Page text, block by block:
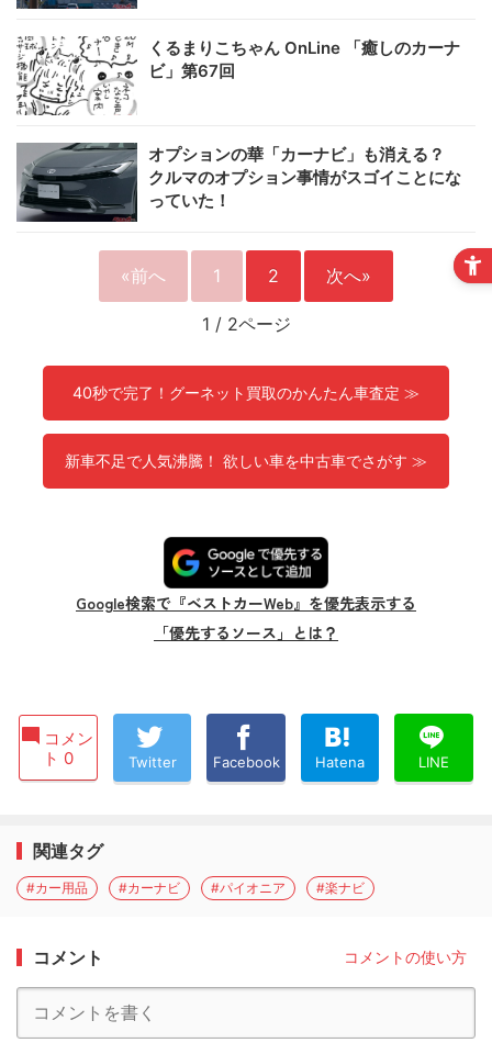
くるまりこちゃん OnLine 「癒しのカーナ
ビ」第67回
オプションの華「カーナビ」も消える？
クルマのオプション事情がスゴイことにな
っていた！
«前へ 1 2 次へ»
1 / 2ページ
40秒で完了！グーネット買取のかんたん車査定 ≫
新車不足で人気沸騰！ 欲しい車を中古車でさがす ≫
Google検索で『ベストカーWeb』を優先表示する
「優先するソース」とは？
コメン
ト 0
Twitter Facebook Hatena LINE
関連タグ
#カー用品 #カーナビ #パイオニア #楽ナビ
コメント コメントの使い方